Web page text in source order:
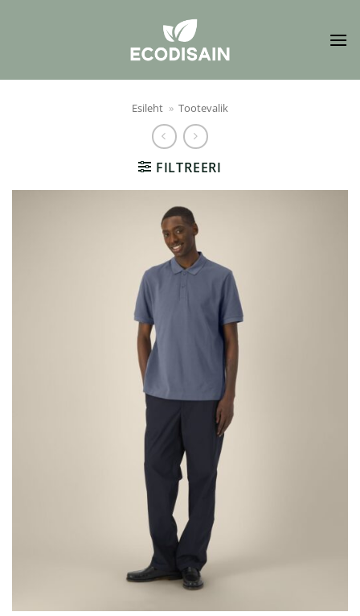
Esileht » Tootevalik
FILTREERI